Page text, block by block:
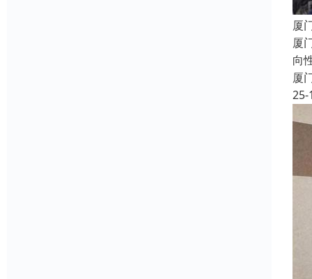
厦
厦
向
厦
25-